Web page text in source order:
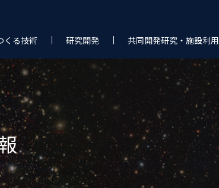
くる技術 研究開発 共同開発研究・施設利用